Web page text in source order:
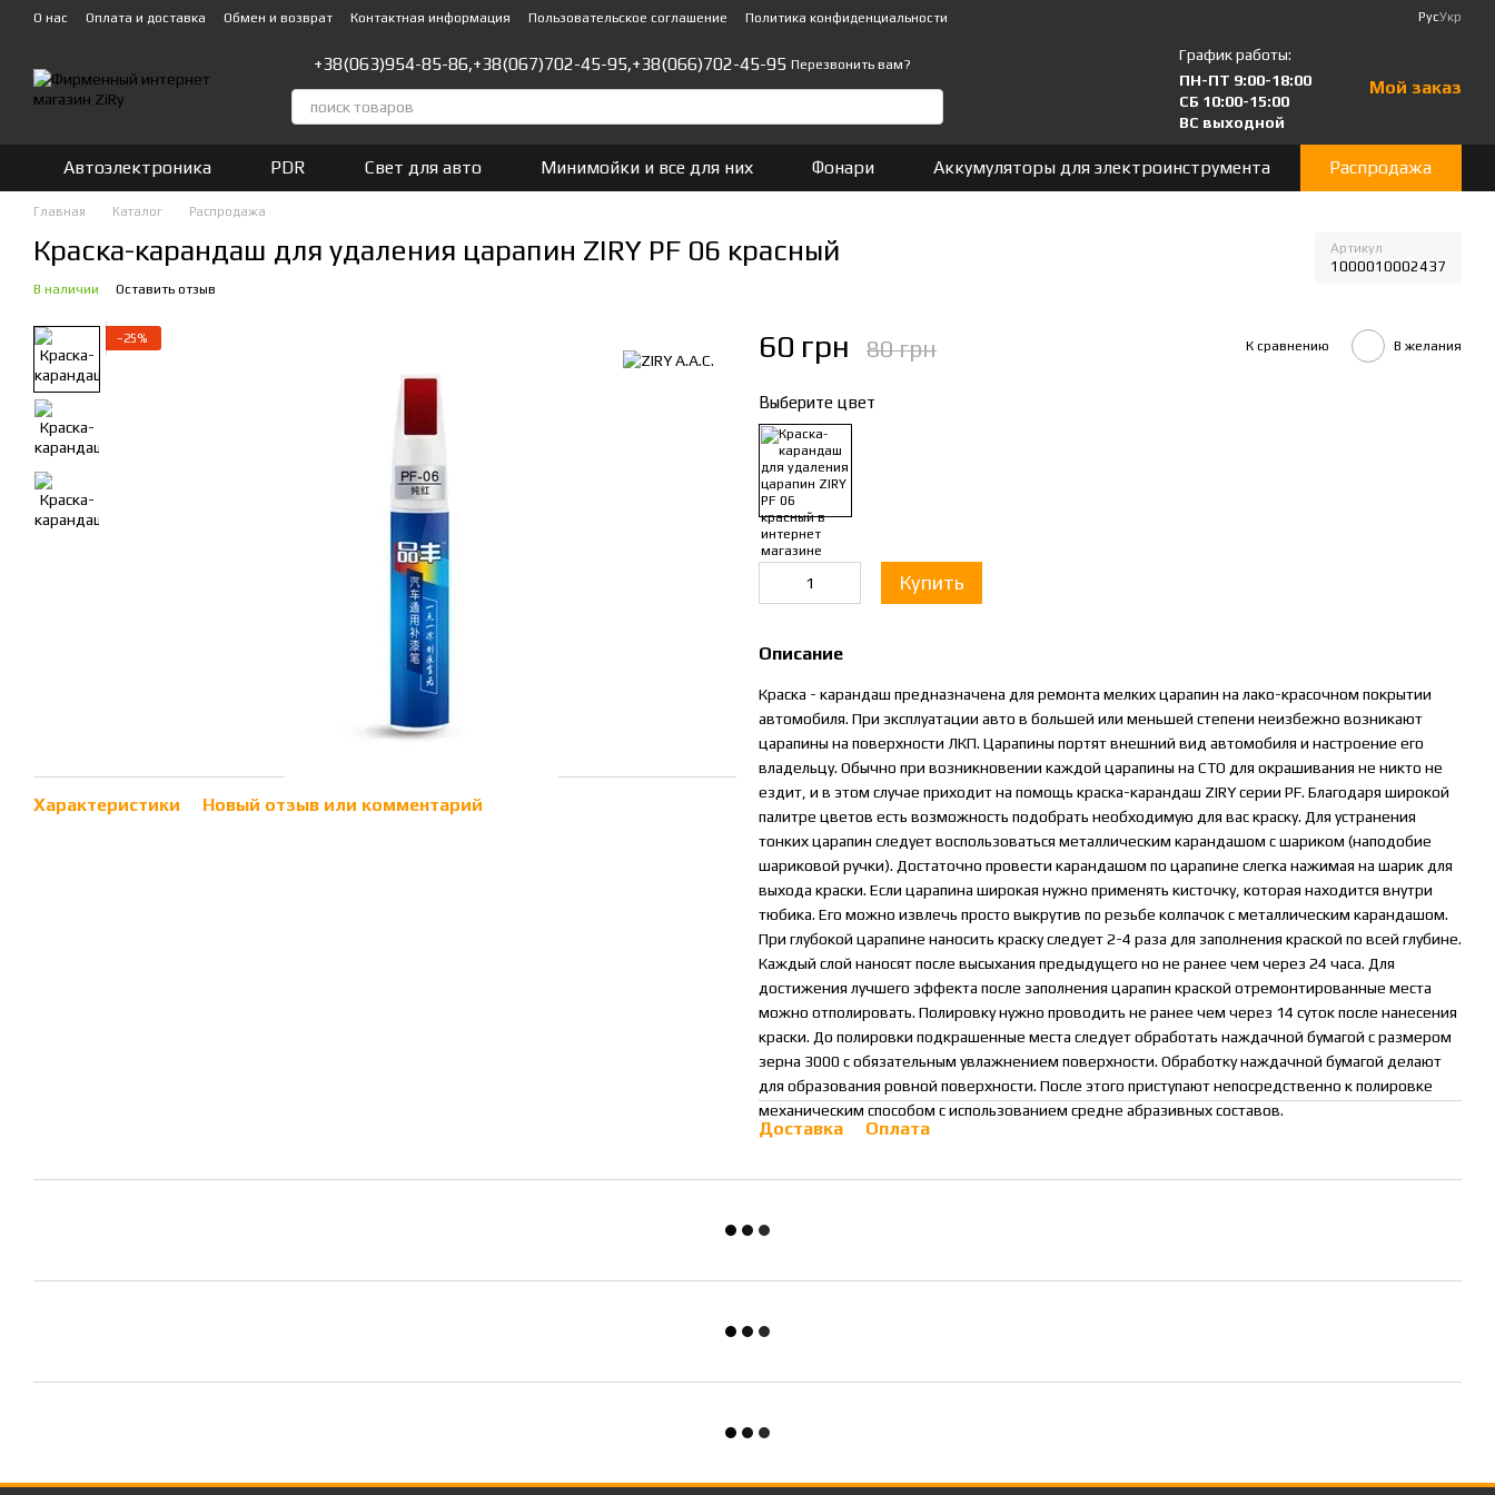
Перейти к основному контенту
О нас Оплата и доставка Обмен и возврат Контактная информация Пользовательское соглашение Политика конфиденциальности РусУкр
+38(063)954-85-86,+38(067)702-45-95,+38(066)702-45-95 Перезвонить вам?
График работы:
ПН-ПТ 9:00-18:00
СБ 10:00-15:00
ВС выходной
Мой заказ
Автоэлектроника PDR Свет для авто Минимойки и все для них Фонари Аккумуляторы для электроинструмента Распродажа
Главная Каталог Распродажа
Краска-карандаш для удаления царапин ZIRY PF 06 красный Артикул
1000010002437
В наличии Оставить отзыв
−25%
Характеристики Новый отзыв или комментарий
60 грн 80 грн К сравнению В желания
Выберите цвет
Купить
Описание
Краска - карандаш предназначена для ремонта мелких царапин на лако-красочном покрытии
автомобиля. При эксплуатации авто в большей или меньшей степени неизбежно возникают
царапины на поверхности ЛКП. Царапины портят внешний вид автомобиля и настроение его
владельцу. Обычно при возникновении каждой царапины на СТО для окрашивания не никто не
ездит, и в этом случае приходит на помощь краска-карандаш ZIRY серии PF. Благодаря широкой
палитре цветов есть возможность подобрать необходимую для вас краску. Для устранения
тонких царапин следует воспользоваться металлическим карандашом с шариком (наподобие
шариковой ручки). Достаточно провести карандашом по царапине слегка нажимая на шарик для
выхода краски. Если царапина широкая нужно применять кисточку, которая находится внутри
тюбика. Его можно извлечь просто выкрутив по резьбе колпачок с металлическим карандашом.
При глубокой царапине наносить краску следует 2-4 раза для заполнения краской по всей глубине.
Каждый слой наносят после высыхания предыдущего но не ранее чем через 24 часа. Для
достижения лучшего эффекта после заполнения царапин краской отремонтированные места
можно отполировать. Полировку нужно проводить не ранее чем через 14 суток после нанесения
краски. До полировки подкрашенные места следует обработать наждачной бумагой с размером
зерна 3000 с обязательным увлажнением поверхности. Обработку наждачной бумагой делают
для образования ровной поверхности. После этого приступают непосредственно к полировке
механическим способом с использованием средне абразивных составов.
Доставка Оплата